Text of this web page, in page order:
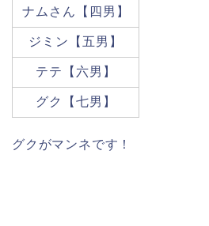
ナムさん【四男】
ジミン【五男】
テテ【六男】
グク【七男】
グクがマンネです！